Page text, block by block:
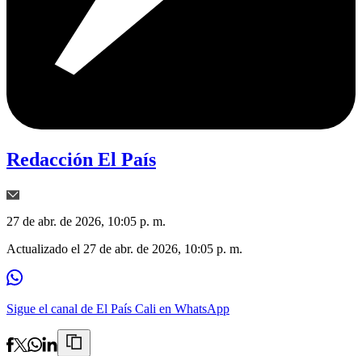
Redacción El País
27 de abr. de 2026, 10:05 p. m.
Actualizado el 27 de abr. de 2026, 10:05 p. m.
Sigue el canal de El País Cali en WhatsApp